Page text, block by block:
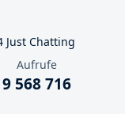
Just Chatting
Aufrufe
9 568 716